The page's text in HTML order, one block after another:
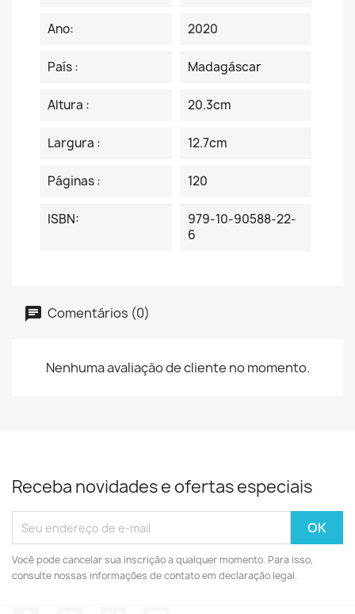
Ano: 2020
País : Madagáscar
Altura : 20.3cm
Largura : 12.7cm
Páginas : 120
ISBN:
979-10-90588-22-
6
Comentários (0)
Nenhuma avaliação de cliente no momento.
Receba novidades e ofertas especiais
Você pode cancelar sua inscrição a qualquer momento. Para isso,
consulte nossas informações de contato em declaração legal.